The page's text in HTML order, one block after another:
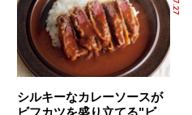
シルキーなカレーソースが
ビフカツを盛り立てる"ビ